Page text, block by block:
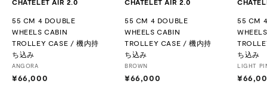
CHATELET AIR 2.0
55 CM 4 DOUBLE
WHEELS CABIN
TROLLEY CASE / 機内持
ち込み
ANGORA
¥66,000
CHATELET AIR 2.0
55 CM 4 DOUBLE
WHEELS CABIN
TROLLEY CASE / 機内持
ち込み
BROWN
¥66,000
55 CM
ち込み
LIGHT